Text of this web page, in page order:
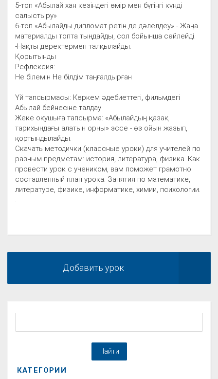
5-топ «Абылай хан кезіндегі өмір мен бүгінгі күнді
салыстыру»
6-топ «Абылайды дипломат ретін де дәлелдеу» - Жаңа
материалды топта тыңдайды, сол бойынша сөйлейді.
-Нақты деректермен талқылайды.
Қорытынды
Рефлексия:
Не білемін Не білдім таңғалдырған
Үй тапсырмасы: Көркем әдебиеттегі, фильмдегі
Абылай бейнесіне талдау
Жеке оқушыға тапсырма: «Абылайдың қазақ
тарихындағы алатын орны» эссе - өз ойын жазып,
қортындылайды.
Скачать методички (классные уроки) для учителей по
разным предметам: история, литература, физика. Как
провести урок с учеником, вам поможет грамотно
составленный план урока. Занятия по математике,
литературе, физике, информатике, химии, психологии.
Добавить урок
КАТЕГОРИИ